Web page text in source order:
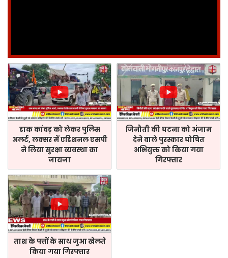
डाक कांवड़ को लेकर पुलिस
अलर्ट, लक्सर में एडिशनल एसपी
ने लिया सुरक्षा व्यवस्था का
जायजा
जिनौती की घटना को अंजाम
देने वाले पुरस्कार घोषित
अभियुक्त को किया गया
गिरफ्तार
ताश के पत्तों के साथ जुआ खेलते
किया गया गिरफ्तार